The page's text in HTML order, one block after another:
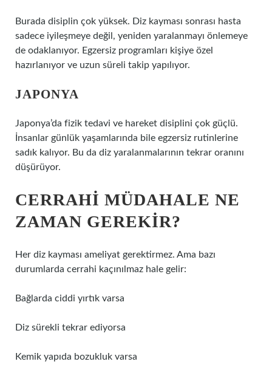
Burada disiplin çok yüksek. Diz kayması sonrası hasta
sadece iyileşmeye değil, yeniden yaralanmayı önlemeye
de odaklanıyor. Egzersiz programları kişiye özel
hazırlanıyor ve uzun süreli takip yapılıyor.
JAPONYA
Japonya’da fizik tedavi ve hareket disiplini çok güçlü.
İnsanlar günlük yaşamlarında bile egzersiz rutinlerine
sadık kalıyor. Bu da diz yaralanmalarının tekrar oranını
düşürüyor.
CERRAHI MÜDAHALE NE
ZAMAN GEREKIR?
Her diz kayması ameliyat gerektirmez. Ama bazı
durumlarda cerrahi kaçınılmaz hale gelir:
Bağlarda ciddi yırtık varsa
Diz sürekli tekrar ediyorsa
Kemik yapıda bozukluk varsa